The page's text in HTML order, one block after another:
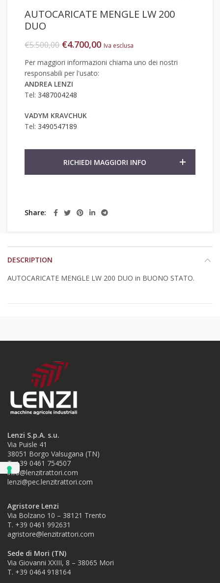
AUTOCARICATE MENGLE LW 200
DUO
€5.500,00 €4.700,00 Iva esclusa
Per maggiori informazioni chiama uno dei nostri
responsabili per l'usato:
ANDREA LENZI
Tel: 3487004248
VADYM KRAVCHUK
Tel: 3490547189
RICHIEDI MAGGIORI INFO
Share
DESCRIPTION
AUTOCARICATE MENGLE LW 200 DUO in BUONO STATO.
Lenzi S.p.A. s.u.
Via Puisle 41
38051 Borgo Valsugana (TN)
T. +39 0461 754507
info@lenzitrattori.com
lenzi@pec.lenzitrattori.com
Agristore Lenzi
Via Bolzano 10 – 38121 Trento
T. +39 0461 992631
agristore@lenzitrattori.com
Sede di Mori (TN)
Via Giovanni XXIII, 8 – 38065 Mori
T. +39 0464 918164